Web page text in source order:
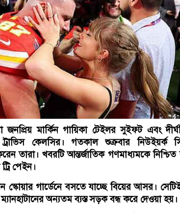
মার্কিন গায়িকা টেইলর সুইফট এবং
কেলসির। গতকাল শুক্রবার নিউইয়র্ক
তারা। খবরটি আন্তর্জাতিক গণমাধ্যমকে
পেইন।
স্কোয়ার গার্ডেনে বসতে যাচ্ছে বিয়ের আসর।
অন্যতম ব্যস্ত সড়ক বন্ধ করে দেওয়া হয়।